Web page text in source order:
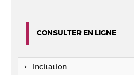
CONSULTER EN LIGNE
Incitation